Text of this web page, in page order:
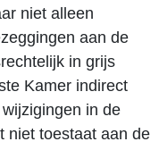
niet alleen
aan de
in grijs
Kamer indirect
in de
niet toestaat aan de